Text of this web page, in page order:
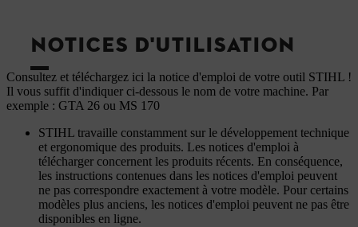
NOTICES D'UTILISATION
Consultez et téléchargez ici la notice d'emploi de votre outil STIHL !
Il vous suffit d'indiquer ci-dessous le nom de votre machine. Par
exemple : GTA 26 ou MS 170
STIHL travaille constamment sur le développement technique
et ergonomique des produits. Les notices d'emploi à
télécharger concernent les produits récents. En conséquence,
les instructions contenues dans les notices d'emploi peuvent
ne pas correspondre exactement à votre modèle. Pour certains
modèles plus anciens, les notices d'emploi peuvent ne pas être
disponibles en ligne.